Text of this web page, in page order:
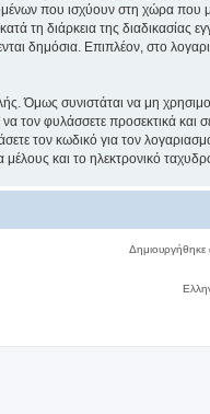
που ισχύουν στη χώρα που
τη διάρκεια της διαδικασίας
δημόσια. Επιπλέον, στο
Όμως συνιστάται να μη
τον φυλάσσετε προσεκτικά
τον κωδικό για τον
και το ηλεκτρονικό
Δημιουργήθηκε